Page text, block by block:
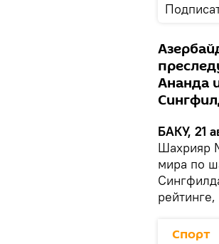
Ананда
БАКУ, 21
Шахрияр
мира по
Спорт